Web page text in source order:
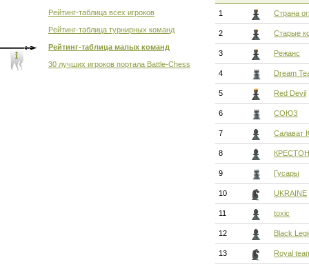
Рейтинг-таблица всех игроков
Рейтинг-таблица турнирных команд
Рейтинг-таблица малых команд
30 лучших игроков портала Battle-Chess
1 Страна
2 Старые
3 Режанс
4 Dream
5 Red Devil
6 СОЮЗ
7 Салават
8
9 Гусары
10 UKRAINE
11 toxic
12 Black
13 Royal